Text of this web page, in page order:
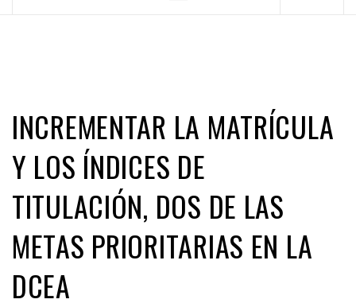
INCREMENTAR LA MATRÍCULA
Y LOS ÍNDICES DE
TITULACIÓN, DOS DE LAS
METAS PRIORITARIAS EN LA
DCEA